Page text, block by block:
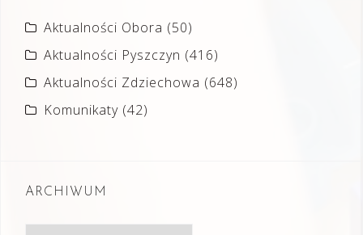
Aktualności Obora (50)
Aktualności Pyszczyn (416)
Aktualności Zdziechowa (648)
Komunikaty (42)
ARCHIWUM